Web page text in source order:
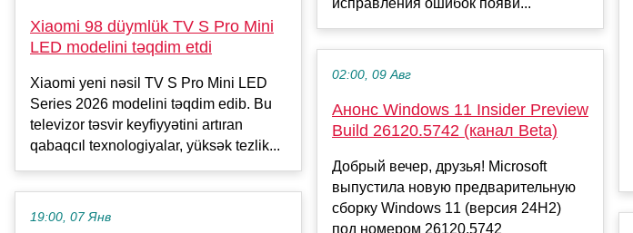
Xiaomi 98 düymlük TV S Pro Mini
LED modelini təqdim etdi
Xiaomi yeni nəsil TV S Pro Mini LED
Series 2026 modelini təqdim edib. Bu
televizor təsvir keyfiyyətini artıran
qabaqcıl texnologiyalar, yüksək tezlik...
19:00, 07 Янв
02:00, 09 Авг
Анонс Windows 11 Insider Preview
Build 26120.5742 (канал Beta)
Добрый вечер, друзья! Microsoft
выпустила новую предварительную
сборку Windows 11 (версия 24H2)
под номером 26120.5742